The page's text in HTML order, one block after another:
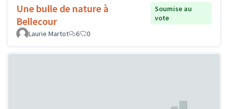
Une bulle de nature à
Bellecour
Soumise au
vote
Laurie Martot
6 0